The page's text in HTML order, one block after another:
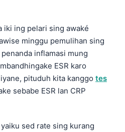
iki ing pelari sing awaké
minggu pemulihan sing
inflamasi mung
ESR karo
pituduh kita kanggo tes
sebabe ESR lan CRP
sed rate sing kurang